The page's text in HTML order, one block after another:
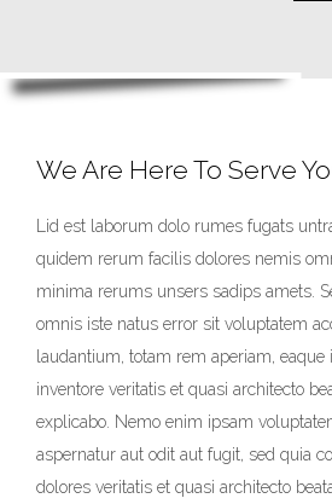
We Are Here To Serve
Lid est laborum dolo rumes fugats
quidem rerum facilis dolores nemis
minima rerums unsers sadips amets.
omnis iste natus error sit voluptatem
laudantium, totam rem aperiam, eaque
inventore veritatis et quasi architecto
explicabo. Nemo enim ipsam
aspernatur aut odit aut fugit, sed quia
dolores veritatis et quasi architecto